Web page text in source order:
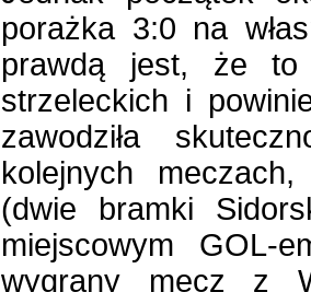
porażka 3:0 na
prawdą jest, że to
strzeleckich i
zawodziła
kolejnych
(dwie bramki
miejscowym GOL-
wygrany mecz z